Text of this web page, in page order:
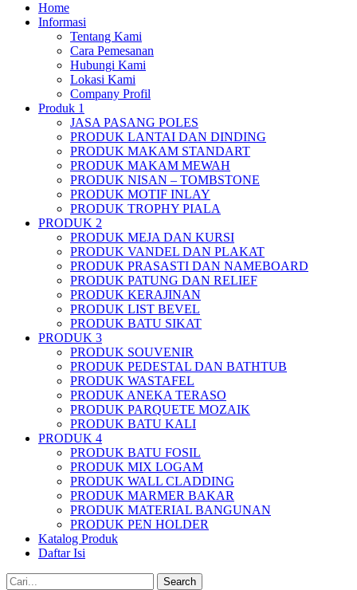
Home
Informasi
Tentang Kami
Cara Pemesanan
Hubungi Kami
Lokasi Kami
Company Profil
Produk 1
JASA PASANG POLES
PRODUK LANTAI DAN DINDING
PRODUK MAKAM STANDART
PRODUK MAKAM MEWAH
PRODUK NISAN – TOMBSTONE
PRODUK MOTIF INLAY
PRODUK TROPHY PIALA
PRODUK 2
PRODUK MEJA DAN KURSI
PRODUK VANDEL DAN PLAKAT
PRODUK PRASASTI DAN NAMEBOARD
PRODUK PATUNG DAN RELIEF
PRODUK KERAJINAN
PRODUK LIST BEVEL
PRODUK BATU SIKAT
PRODUK 3
PRODUK SOUVENIR
PRODUK PEDESTAL DAN BATHTUB
PRODUK WASTAFEL
PRODUK ANEKA TERASO
PRODUK PARQUETE MOZAIK
PRODUK BATU KALI
PRODUK 4
PRODUK BATU FOSIL
PRODUK MIX LOGAM
PRODUK WALL CLADDING
PRODUK MARMER BAKAR
PRODUK MATERIAL BANGUNAN
PRODUK PEN HOLDER
Katalog Produk
Daftar Isi
Search